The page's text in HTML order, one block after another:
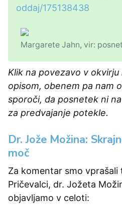
oddaj/175138438
Margarete Jahn, vir:
Klik na povezavo v
opisom, obenem pa nam
sporoči, da posnetek ni
za predvajanje potekle.
Dr. Jože Možina:
moč
Za komentar smo
Pričevalci, dr. Jožeta
objavljamo v celoti: